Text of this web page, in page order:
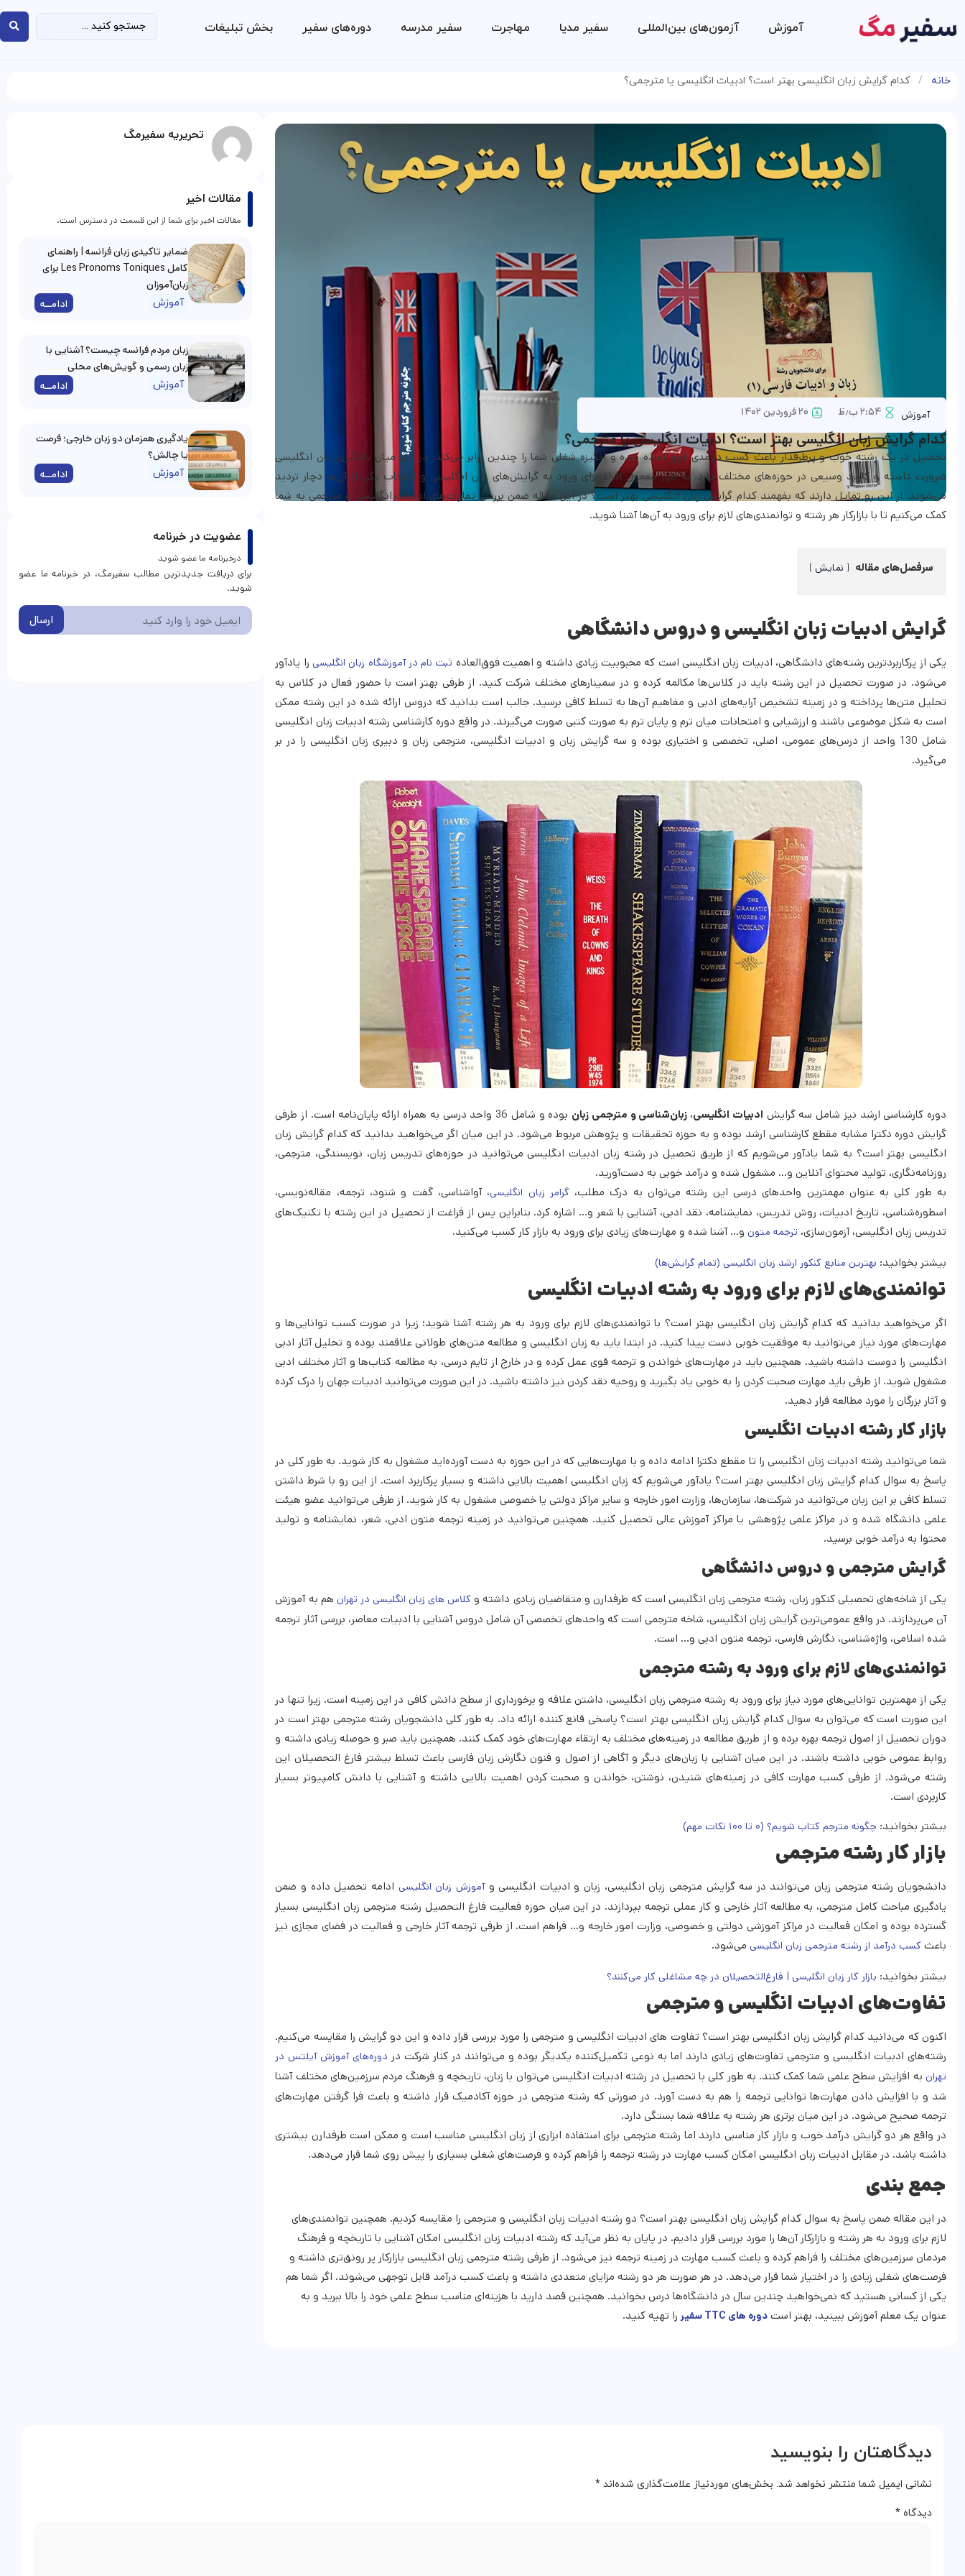
آموزش آزمون‌های بین‌المللی سفیر مدیا مهاجرت سفیر مدرسه دوره‌های سفیر بخش تبلیغات
خانه / کدام گرایش زبان انگلیسی بهتر است؟ ادبیات انگلیسی یا مترجمی؟
آموزش ۲:۵۴ ب٫ظ ۲۰ فروردین ۱۴۰۲
کدام گرایش زبان انگلیسی بهتر است؟ ادبیات انگلیسی یا مترجمی؟
تحصیل در یک رشته خوب و پرطرفدار باعث کسب درآمدی فوق‌العاده شده و انگیزه شغلی شما را چندین برابر می‌کند‌. در این میان یادگیری زبان انگلیسی
ضرورت داشته و کاربرد وسیعی در حوزه‌های مختلف دارد. به طور معمول افراد برای ورود به گرایش‌های زبان انگلیسی و انتخاب یکی از آن‌ها دچار تردید
می‌شوند. از این رو تمایل دارند که بفهمند کدام گرایش زبان انگلیسی بهتر است؟ در این مقاله ضمن بررسی تفاوت‌های ادبیات انگلیسی و مترجمی به شما
کمک می‌کنیم تا با بازارکار هر رشته و توانمندی‌های لازم برای ورود به آن‌ها آشنا شوید.
سرفصل‌های مقاله نمایش
گرایش ادبیات زبان انگلیسی و دروس دانشگاهی
یکی از پرکاربردترین رشته‌های دانشگاهی، ادبیات زبان انگلیسی است که محبوبیت زیادی داشته و اهمیت فوق‌العاده ثبت نام در آموزشگاه زبان انگلیسی را یادآور
می‌شود. در صورت تحصیل در این رشته باید در کلاس‌ها مکالمه کرده و در سمینار‌های مختلف شرکت کنید. از طرفی بهتر است با حضور فعال در کلاس به
تحلیل متن‌ها پرداخته و در زمینه تشخیص آرایه‌های ادبی و مفاهیم آن‌ها به تسلط کافی برسید. جالب است بدانید که دروس ارائه شده در این رشته ممکن
است به شکل موضوعی باشند و ارزشیابی و امتحانات میان ترم و پایان ترم به صورت کتبی صورت می‌گیرند. در واقع دوره کارشناسی رشته ادبیات زبان انگلیسی
شامل 130 واحد از درس‌های عمومی، اصلی، تخصصی و اختیاری بوده و سه گرایش زبان و ادبیات انگلیسی، مترجمی زبان و دبیری زبان انگلیسی را در بر
می‌گیرد.
دوره کارشناسی ارشد نیز شامل سه گرایش ادبیات انگلیسی، زبان‌شناسی و مترجمی زبان
بوده و شامل 36 واحد درسی به همراه ارائه پایان‌نامه است. از طرفی
گرایش دوره دکترا مشابه مقطع کارشناسی ارشد بوده و به حوزه تحقیقات و پژوهش مربوط می‌شود. در این میان اگر می‌خواهید بدانید که کدام گرایش زبان
انگلیسی بهتر است؟ به شما یادآور می‌شویم که از طریق تحصیل در رشته زبان ادبیات انگلیسی می‌توانید در حوزه‌های تدریس زبان، نویسندگی، مترجمی،
روزنامه‌نگاری، تولید محتوای آنلاین و… مشغول شده و درآمد خوبی به دست‌آورید.
به طور کلی به عنوان مهمترین واحد‌های درسی این رشته می‌توان به درک مطلب، گرامر زبان انگلیسی، آوا‌شناسی، گفت و شنود، ترجمه، مقاله‌نویسی،
اسطوره‌شناسی، تاریخ ادبیات، روش تدریس، نمایشنامه، نقد ادبی، آشنایی با شعر و… اشاره کرد. بنابراین پس از فراغت از تحصیل در این رشته با تکنیک‌های
تدریس زبان انگلیسی، آزمون‌سازی، ترجمه متون و… آشنا شده و مهارت‌های زیادی برای ورود به بازار کار کسب می‌کنید.
بیشتر بخوانید: بهترین منابع کنکور ارشد زبان انگلیسی (تمام گرایش‌ها)
توانمندی‌های لازم برای ورود به رشته ادبیات انگلیسی
اگر می‌خواهید بدانید که کدام گرایش زبان انگلیسی بهتر است؟ با توانمندی‌های لازم برای ورود به هر رشته آشنا شوید؛ زیرا در صورت کسب توانایی‌ها و
مهارت‌های مورد نیاز می‌توانید به موفقیت خوبی دست پیدا کنید. در ابتدا باید به زبان انگلیسی و مطالعه متن‌های طولانی علاقمند بوده و تحلیل آثار ادبی
انگلیسی را دوست داشته باشید. همچنین باید در مهارت‌های خواندن و ترجمه قوی عمل کرده و در خارج از تایم درسی، به مطالعه کتاب‌ها و آثار مختلف ادبی
مشغول شوید. از طرفی باید مهارت صحبت کردن را به خوبی یاد بگیرید و روحیه نقد کردن نیز داشته باشید. در این صورت می‌توانید ادبیات جهان را درک کرده
و آثار بزرگان را مورد مطالعه قرار دهید.
بازار کار رشته ادبیات انگلیسی
شما می‌توانید رشته ادبیات زبان انگلیسی را تا مقطع دکترا ادامه داده و با مهارت‌هایی که در این حوزه به دست آورده‌اید مشغول به کار شوید. به طور کلی در
پاسخ به سوال کدام گرایش زبان انگلیسی بهتر است؟ یادآور می‌شویم که زبان انگلیسی اهمیت بالایی داشته و بسیار پرکاربرد است. از این رو با شرط داشتن
تسلط کافی بر این زبان می‌توانید در شرکت‌ها، سازمان‌ها، وزارت امور خارجه و سایر مراکز دولتی یا خصوصی مشغول به کار شوید. از طرفی می‌توانید عضو هیئت
علمی دانشگاه شده و در مراکز علمی پژوهشی یا مراکز آموزش عالی تحصیل کنید. همچنین می‌توانید در زمینه ترجمه متون ادبی، شعر، نمایشنامه و تولید
محتوا به درآمد خوبی برسید.
گرایش مترجمی و دروس دانشگاهی
یکی از شاخه‌های تحصیلی کنکور زبان، رشته مترجمی زبان انگلیسی است که طرفدارن و متقاضیان زیادی داشته و کلاس های زبان انگلیسی در تهران هم به آموزش
آن می‌پردازند. در واقع عمومی‌ترین گرایش زبان انگلیسی، شاخه مترجمی است که واحد‌های تخصصی آن شامل دروس آشنایی با ادبیات معاصر، بررسی آثار ترجمه
شده اسلامی، واژه‌شناسی، نگارش فارسی، ترجمه متون ادبی و… است.
توانمندی‌های لازم برای ورود به رشته مترجمی
یکی از مهمترین توانایی‌های مورد نیاز برای ورود به رشته مترجمی زبان انگلیسی، داشتن علاقه و برخورداری از سطح دانش کافی در این زمینه است. زیرا تنها در
این صورت است که می‌توان به سوال کدام گرایش زبان انگلیسی بهتر است؟ پاسخی قانع کننده‌ ارائه داد. به طور کلی دانشجویان رشته مترجمی بهتر است در
دوران تحصیل از اصول ترجمه بهره برده و از طریق مطالعه در زمینه‌های مختلف به ارتقاء مهارت‌های خود کمک کنند. همچنین باید صبر و حوصله زیادی داشته و
روابط عمومی خوبی داشته باشند. در این میان آشنایی با زبان‌های دیگر و آگاهی از اصول و فنون نگارش زبان فارسی باعث تسلط بیشتر فارغ التحصیلان این
رشته می‌شود. از طرفی کسب مهارت کافی در زمینه‌های شنیدن، نوشتن، خواندن و صحبت کردن اهمیت بالایی داشته و آشنایی با دانش کامپیوتر بسیار
کاربردی است.
بیشتر بخوانید: چگونه مترجم کتاب شویم؟ (۰ تا ۱۰۰ نکات مهم)
بازار کار رشته مترجمی
دانشجویان رشته مترجمی زبان می‌توانند در سه گرایش مترجمی زبان انگلیسی، زبان و ادبیات انگلیسی وآموزش زبان انگلیسی ادامه تحصیل داده و ضمن
یادگیری مباحث کامل مترجمی، به مطالعه آثار خارجی و کار عملی ترجمه بپردازند. در این میان حوزه فعالیت فارغ التحصیل رشته مترجمی زبان انگلیسی بسیار
گسترده بوده و امکان فعالیت در مراکز آموزشی دولتی و خصوصی، وزارت امور خارجه و… فراهم است. از طرفی ترجمه آثار خارجی و فعالیت در فضای مجازی نیز
باعث کسب درآمد از رشته مترجمی زبان انگلیسی می‌شود.
بیشتر بخوانید: بازار کار زبان انگلیسی | فارغ‌التحصیلان در چه مشاغلی کار می‌کنند؟
تفاوت‌های ادبیات انگلیسی و مترجمی
اکنون که می‌دانید کدام گرایش زبان انگلیسی بهتر است؟ تفاوت های ادبیات انگلیسی و مترجمی را مورد بررسی قرار داده و این دو گرایش را مقایسه می‌کنیم.
رشته‌های ادبیات انگلیسی و مترجمی تفاوت‌های زیادی دارند اما به نوعی تکمیل‌کننده یکدیگر بوده و می‌توانند در کنار شرکت در دوره‌های آموزش آیلتس در
تهران به افزایش سطح علمی شما کمک کنند. به طور کلی با تحصیل در رشته ادبیات انگلیسی می‌توان با زبان، تاریخچه و فرهنگ مردم سرزمین‌های مختلف آشنا
شد و با افزایش دادن مهارت‌ها توانایی ترجمه را هم به دست آورد. در صورتی که رشته مترجمی در حوزه آکادمیک قرار داشته و باعث فرا گرفتن مهارت‌های
ترجمه صحیح می‌شود. در این میان برتری هر رشته به علاقه شما بستگی دارد.
در واقع هر دو گرایش درآمد خوب و بازار کار مناسبی دارند اما رشته مترجمی برای استفاده ابزاری از زبان انگلیسی مناسب است و ممکن است طرفدارن بیشتری
داشته باشد. در مقابل ادبیات زبان انگلیسی امکان کسب مهارت در رشته ترجمه را فراهم کرده و فرصت‌های شغلی بسیاری را پیش روی شما قرار می‌دهد.
جمع بندی
در این مقاله ضمن پاسخ به سوال کدام گرایش زبان انگلیسی بهتر است؟ دو رشته ادبیات زبان انگلیسی و مترجمی را مقایسه کردیم. همچنین توانمندی‌های
لازم برای ورود به هر رشته و بازارکار آن‌ها را مورد بررسی قرار دادیم. در پایان به نظر می‌آید که رشته ادبیات زبان انگلیسی امکان آشنایی با تاریخچه و فرهنگ
مردمان سرزمین‌های مختلف را فراهم کرده و باعث کسب مهارت در زمینه ترجمه نیز می‌شود. از طرفی رشته مترجمی زبان انگلیسی بازارکار پر رونق‌تری داشته و
فرصت‌های شغلی زیادی را در اختیار شما قرار می‌دهد. در هر صورت هر دو رشته مزایای متعددی داشته و باعث کسب درآمد قابل توجهی می‌شوند. اگر شما هم
یکی از کسانی هستید که نمی‌خواهید چندین سال در دانشگاه‌ها درس بخوانید. همچنین قصد دارید با هزینه‌ای مناسب سطح علمی خود را بالا ببرید و به
عنوان یک معلم آموزش ببینید، بهتر است دوره های TTC سفیر را تهیه کنید.
تحریریه سفیرمگ
مقالات اخیر
مقالات اخیر برای شما از این قسمت در دسترس است.
ضمایر تاکیدی زبان فرانسه | راهنمای
کامل Les Pronoms Toniques برای
زبان‌آموزان
آموزش ادامــه
زبان مردم فرانسه چیست؟ آشنایی با
زبان رسمی و گویش‌های محلی
آموزش ادامــه
یادگیری همزمان دو زبان خارجی؛ فرصت
یا چالش؟
آموزش ادامــه
عضویت در خبرنامه
درخبرنامه ما عضو شوید
برای دریافت جدیدترین مطالب سفیرمگ، در خبرنامه ما عضو
شوید.
ارسال
دیدگاهتان را بنویسید
نشانی ایمیل شما منتشر نخواهد شد. بخش‌های موردنیاز علامت‌گذاری شده‌اند *
دیدگاه *